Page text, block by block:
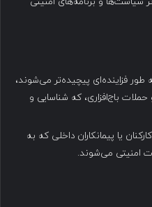
طور فزاینده‌ای پیچیده‌تر می‌شوند،
باج‌افزاری، که شناسایی و
یا پیمانکاران داخلی که به
امنیتی می‌شوند.